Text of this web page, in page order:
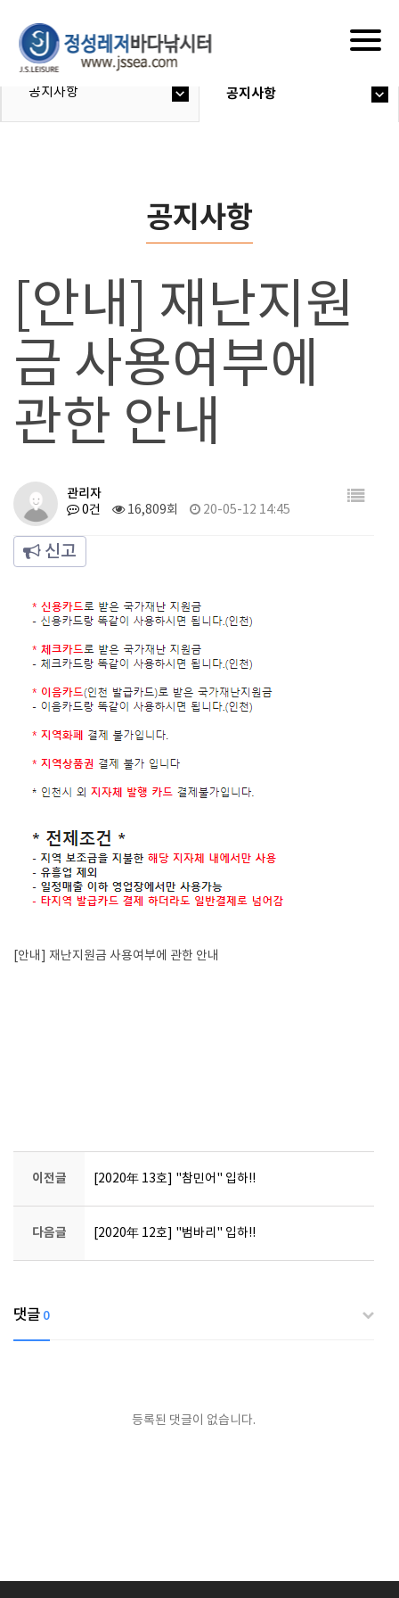
공지사항 공지사항
공지사항
[안내] 재난지원
금 사용여부에
관한 안내
관리자
0건 16,809회 20-05-12 14:45
신고
[안내] 재난지원금 사용여부에 관한 안내
이전글 [2020年 13호] "참민어" 입하!!
다음글 [2020年 12호] "범바리" 입하!!
댓글 0
등록된 댓글이 없습니다.